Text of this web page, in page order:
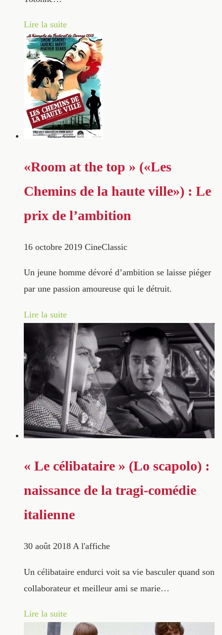
Lire la suite
«Room at the top » («Les
Chemins de la haute ville») : Le
prix de l’ambition
16 octobre 2019 CineClassic
Un jeune homme dévoré d’ambition se laisse piéger
par une passion amoureuse qui le détruit.
Lire la suite
« Le célibataire » (Lo scapolo) :
naissance de la tragi-comédie
italienne
30 août 2018 A l'affiche
Un célibataire endurci voit sa vie basculer quand son
collaborateur et meilleur ami se marie…
Lire la suite